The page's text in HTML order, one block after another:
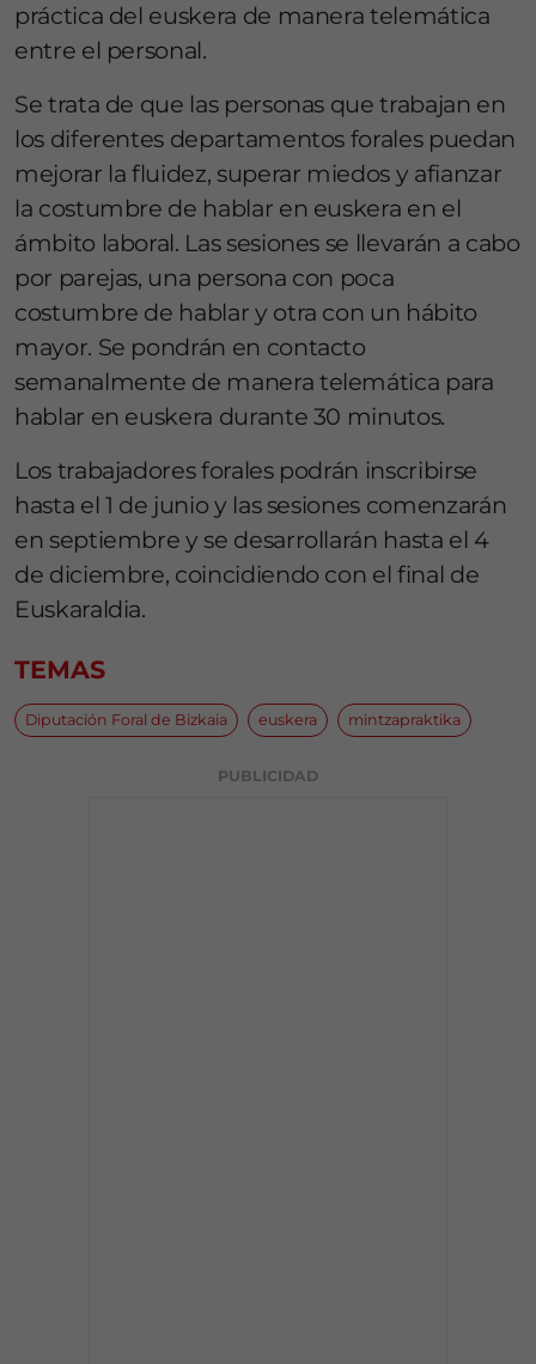
práctica del euskera de manera telemática
entre el personal.
Se trata de que las personas que trabajan en
los diferentes departamentos forales puedan
mejorar la fluidez, superar miedos y afianzar
la costumbre de hablar en euskera en el
ámbito laboral. Las sesiones se llevarán a cabo
por parejas, una persona con poca
costumbre de hablar y otra con un hábito
mayor. Se pondrán en contacto
semanalmente de manera telemática para
hablar en euskera durante 30 minutos.
Los trabajadores forales podrán inscribirse
hasta el 1 de junio y las sesiones comenzarán
en septiembre y se desarrollarán hasta el 4
de diciembre, coincidiendo con el final de
Euskaraldia.
TEMAS
Diputación Foral de Bizkaia euskera mintzapraktika
PUBLICIDAD